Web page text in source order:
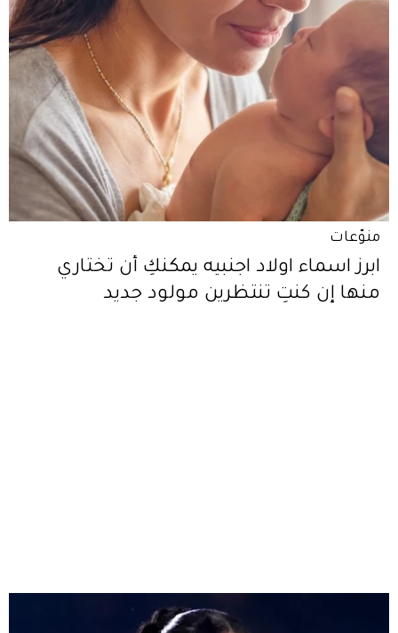
منوّعات
ابرز اسماء اولاد اجنبيه يمكنكِ أن تختاري
منها إن كنتِ تنتظرين مولود جديد